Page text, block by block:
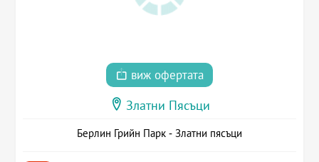
виж офертата
Златни Пясъци
Берлин Грийн Парк - Златни пясъци